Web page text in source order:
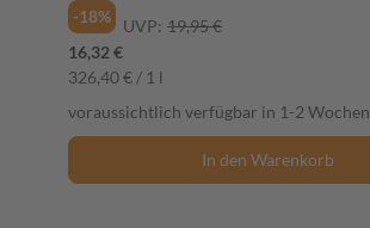
-18%
UVP: 19,95 €
16,32 €
326,40 € / 1 l
voraussichtlich verfügbar in 1-2 Wochen
In den Warenkorb